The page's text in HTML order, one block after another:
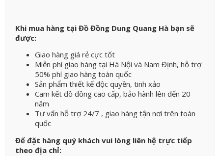
Khi mua hàng tại Đồ Đồng Dung Quang Hà bạn sẽ
được:
Giao hàng giá rẻ cực tốt
Miễn phí giao hàng tại Hà Nội và Nam Định, hỗ trợ
50% phí giao hàng toàn quốc
Sản phẩm thiết kế độc quyền, tinh xảo
Cam kết đồ đồng cao cấp, bảo hành lên đến 20
năm
Tư vấn hỗ trợ 24/7 , giao hàng tận nơi trên toàn
quốc
Để đặt hàng quý khách vui lòng liên hệ trực tiếp
theo địa chỉ: